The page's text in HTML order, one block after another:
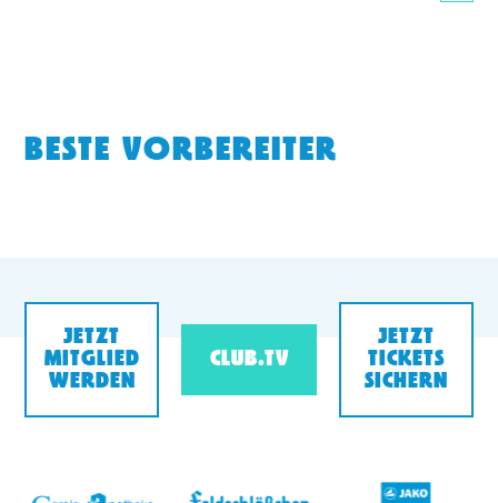
BESTE VORBEREITER
JETZT
MITGLIED
WERDEN
CLUB.TV
JETZT
TICKETS
SICHERN